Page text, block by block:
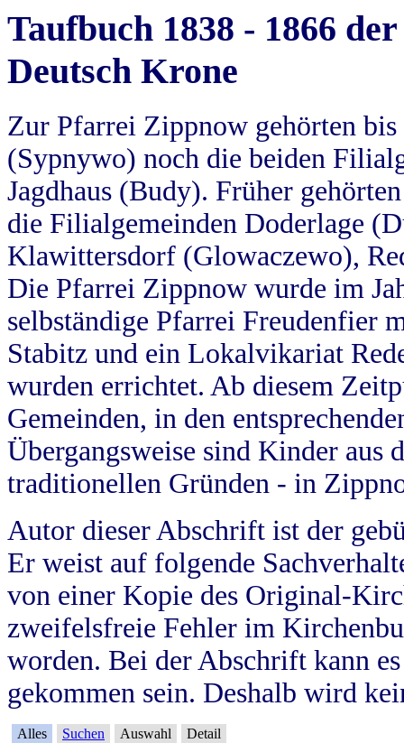
Taufbuch 1838 - 1866
Deutsch Krone
Zur Pfarrei Zippnow gehörten
(Sypnywo) noch die beiden
Jagdhaus (Budy). Früher
die Filialgemeinden Doderlage
Klawittersdorf (Glowaczewo),
Die Pfarrei Zippnow wurde im
selbständige Pfarrei Freudenfier
Stabitz und ein Lokalvikariat
wurden errichtet. Ab diesem
Gemeinden, in den
Übergangsweise sind Kinder aus
traditionellen Gründen - in
Autor dieser Abschrift ist der
Er weist auf folgende
von einer Kopie des Original-
zweifelsfreie Fehler im
worden. Bei der Abschrift kann
gekommen sein. Deshalb wird
Alles Suchen Auswahl Detail